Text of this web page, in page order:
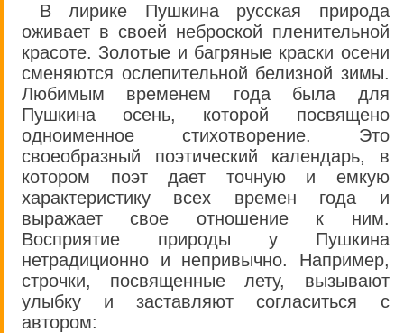
В лирике Пушкина русская природа
оживает в своей неброской пленительной
красоте. Золотые и багряные краски осени
сменяются ослепительной белизной зимы.
Любимым временем года была для
Пушкина осень, которой посвящено
одноименное стихотворение. Это
своеобразный поэтический календарь, в
котором поэт дает точную и емкую
характеристику всех времен года и
выражает свое отношение к ним.
Восприятие природы у Пушкина
нетрадиционно и непривычно. Например,
строчки, посвященные лету, вызывают
улыбку и заставляют согласиться с
автором: